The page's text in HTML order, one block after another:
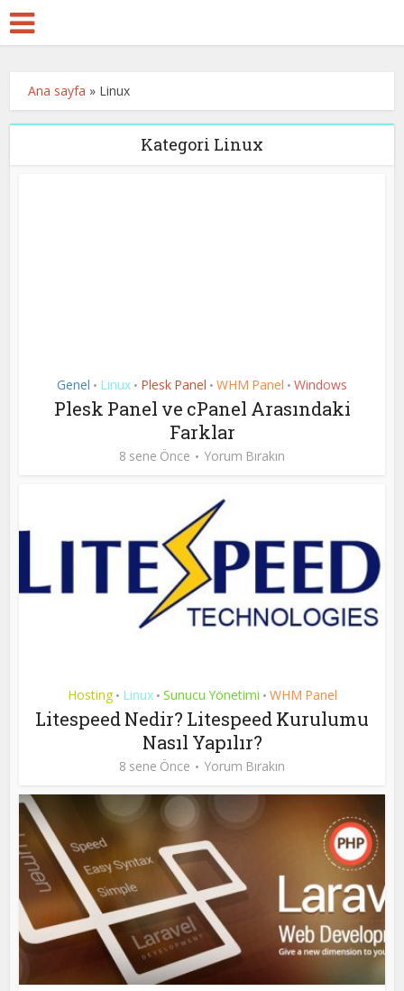
Ana sayfa » Linux
Kategori Linux
Genel • Linux • Plesk Panel • WHM Panel • Windows
Plesk Panel ve cPanel Arasındaki
Farklar
8 sene Önce Yorum Bırakın
Hosting • Linux • Sunucu Yönetimi • WHM Panel
Litespeed Nedir? Litespeed Kurulumu
Nasıl Yapılır?
8 sene Önce Yorum Bırakın